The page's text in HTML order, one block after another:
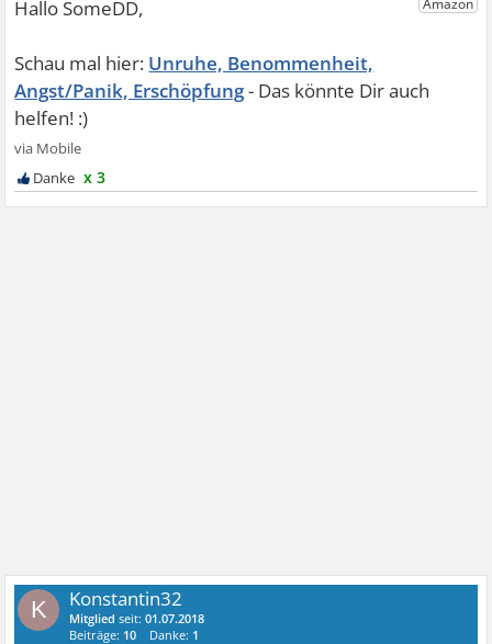
Unruhe, Benommenheit,
Angst/Panik, Erschöpfung
x 3
K Konstantin32
Mitglied seit:01.07.2018
Beiträge: 10 Danke: 1